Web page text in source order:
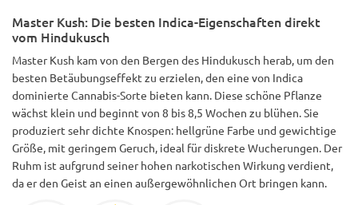
Geschmack, erdig-grasiger Geruch, wie ein Wald nach dem
Regen. Verursacht während der Blüte keine Probleme.
Master Kush: Die besten Indica-Eigenschaften direkt
vom Hindukusch
Master Kush kam von den Bergen des Hindukusch herab, um den
besten Betäubungseffekt zu erzielen, den eine von Indica
dominierte Cannabis-Sorte bieten kann. Diese schöne Pflanze
wächst klein und beginnt von 8 bis 8,5 Wochen zu blühen. Sie
produziert sehr dichte Knospen: hellgrüne Farbe und gewichtige
Größe, mit geringem Geruch, ideal für diskrete Wucherungen. Der
Ruhm ist aufgrund seiner hohen narkotischen Wirkung verdient,
da er den Geist an einen außergewöhnlichen Ort bringen kann.